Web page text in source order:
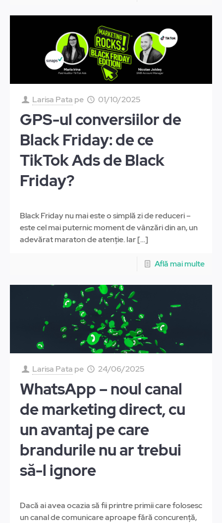
Larisa Pata pe 01/10/2025
GPS-ul conversiilor de
Black Friday: de ce
TikTok Ads de Black
Friday?
Black Friday nu mai este o simplă zi de reduceri –
este cel mai puternic moment de vânzări din an, un
adevărat maraton de atenție. Iar[…]
Află mai multe
Larisa Pata pe 24/06/2025
WhatsApp – noul canal
de marketing direct, cu
un avantaj pe care
brandurile nu ar trebui
să-l ignore
Dacă ai avea ocazia să fii printre primii care folosesc
un canal de comunicare aproape fără concurență,